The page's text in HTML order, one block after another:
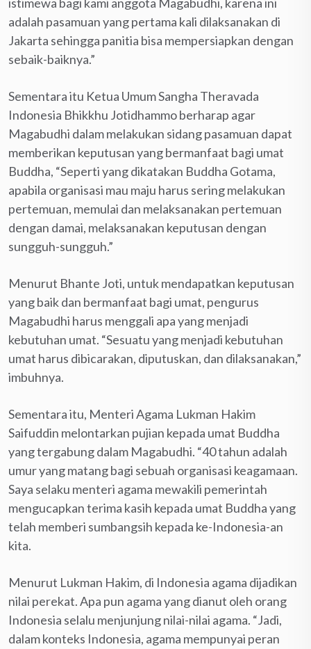
adalah pasamuan yang pertama kali dilaksanakan di
Jakarta sehingga panitia bisa mempersiapkan dengan
sebaik-baiknya.”
Sementara itu Ketua Umum Sangha Theravada
Indonesia Bhikkhu Jotidhammo berharap agar
Magabudhi dalam melakukan sidang pasamuan dapat
memberikan keputusan yang bermanfaat bagi umat
Buddha, “Seperti yang dikatakan Buddha Gotama,
apabila organisasi mau maju harus sering melakukan
pertemuan, memulai dan melaksanakan pertemuan
dengan damai, melaksanakan keputusan dengan
sungguh-sungguh.”
Menurut Bhante Joti, untuk mendapatkan keputusan
yang baik dan bermanfaat bagi umat, pengurus
Magabudhi harus menggali apa yang menjadi
kebutuhan umat. “Sesuatu yang menjadi kebutuhan
umat harus dibicarakan, diputuskan, dan dilaksanakan,”
imbuhnya.
Sementara itu, Menteri Agama Lukman Hakim
Saifuddin melontarkan pujian kepada umat Buddha
yang tergabung dalam Magabudhi. “40 tahun adalah
umur yang matang bagi sebuah organisasi keagamaan.
Saya selaku menteri agama mewakili pemerintah
mengucapkan terima kasih kepada umat Buddha yang
telah memberi sumbangsih kepada ke-Indonesia-an
kita.
Menurut Lukman Hakim, di Indonesia agama dijadikan
nilai perekat. Apa pun agama yang dianut oleh orang
Indonesia selalu menjunjung nilai-nilai agama. “Jadi,
dalam konteks Indonesia, agama mempunyai peran